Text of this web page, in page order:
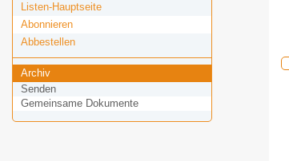
Listen-Hauptseite
Abonnieren
Abbestellen
Archiv
Senden
Gemeinsame Dokumente